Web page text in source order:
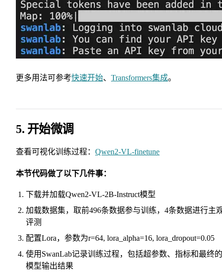
更多用法可参考快速开始、 Transformers集成。
5. 开始微调
查看可视化训练过程： Qwen2-VL-finetune
本节代码做了以下几件事：
下载并加载Qwen2-VL-2B-Instruct模型
加载数据集，取前496条数据参与训练，4条数据进行主
评测
配置Lora，参数为r=64, lora_alpha=16, lora_dropout=0.05
使用SwanLab记录训练过程，包括超参数、指标和最终的
模型输出结果